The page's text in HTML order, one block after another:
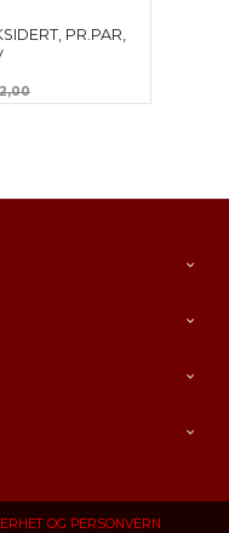
PR.PAR,
Rabatt
OG PERSONVERN